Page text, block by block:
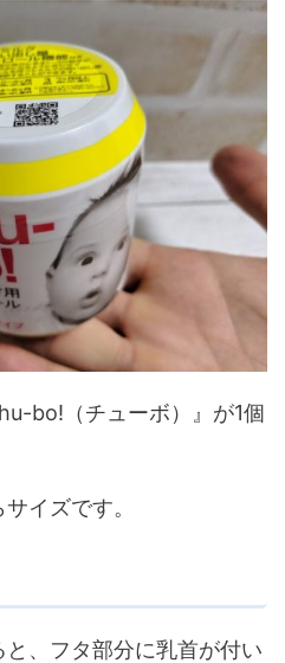
bo!（チューボ）』が1個
イズです。
、フタ部分に乳首が付い